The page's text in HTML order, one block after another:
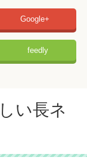
Google+
feedly
い長ネ